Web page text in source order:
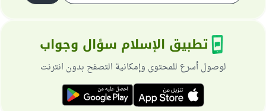
تطبيق الإسلام سؤال وجواب
لوصول أسرع للمحتوى وإمكانية التصفح بدون انترنت